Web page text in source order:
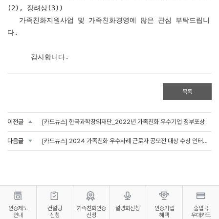
(2), 장려상(3))
가족친화지원사업 및 가족친화경영에 많은 관심 부탁드립니
다.
감사합니다.
목록
이전글 [카드뉴스] 한국과학창의재단_2022년 가족친화 우수기업 정부포상
다음글 [카드뉴스] 2024 가족친화 우수사례 근로자 공모전 대상 수상 인터뷰 콘텐츠(달성군시설관리공단)
인증제도
안내
컨설팅
신청
가족친화인증
신청
설명회신청
인증기업
혜택
출입국
우대카드